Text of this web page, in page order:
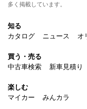
多く掲載しています。
知る
カタログ
ニュース オ
買う・売る
中古車検索
新車見積り
楽しむ
マイカー
みんカラ